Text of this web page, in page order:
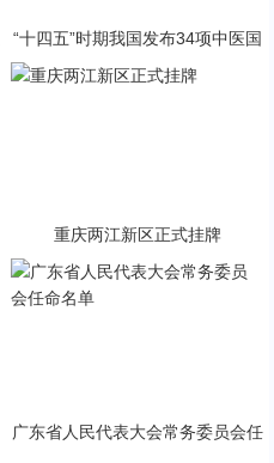
“十四五”时期我国发布34项中医国
重庆两江新区正式挂牌
广东省人民代表大会常务委员会任